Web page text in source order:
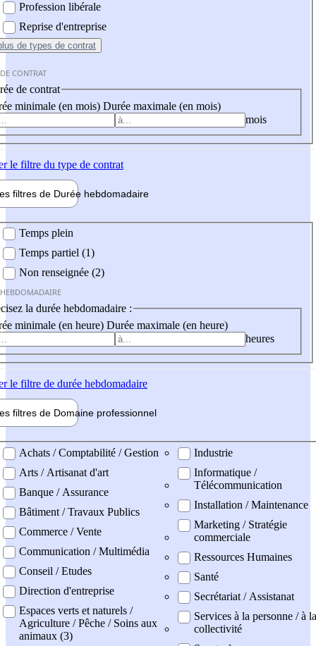
Profession libérale
Reprise d'entreprise
de types de contrat
CONTRAT
de contrat
minimale (en mois) Durée maximale (en mois)
mois
le filtre du type de contrat
filtres de Durée hebdomadaire
Temps plein
Temps partiel (1)
Non renseignée (2)
la durée hebdomadaire :
minimale (en heure) Durée maximale (en heure)
heures
le filtre de durée hebdomadaire
filtres de Domaine professionnel
professionel
Achats / Comptabilité / Gestion
Arts / Artisanat d'art
Banque / Assurance
Bâtiment / Travaux Publics
Commerce / Vente
Communication / Multimédia
Conseil / Etudes
Direction d'entreprise
Espaces verts et naturels /
Agriculture / Pêche / Soins aux
animaux (3)
Industrie
Informatique /
Télécommunication
Installation / Maintenance
Marketing / Stratégie
commerciale
Ressources Humaines
Santé
Secrétariat / Assistanat
Services à la personne / à la
collectivité